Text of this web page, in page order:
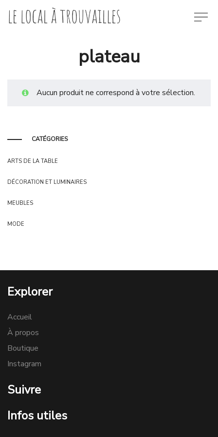
plateau
Aucun produit ne correspond à votre sélection.
CATÉGORIES
ARTS DE LA TABLE
DÉCORATION ET LUMINAIRES
MEUBLES
MODE
Explorer
Accueil
À propos
Boutique
Instagram
Suivre
Infos utiles